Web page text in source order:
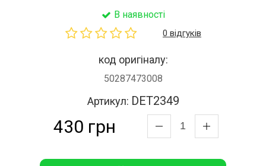
В наявності
0 відгуків
код оригіналу:
50287473008
Артикул: DET2349
430 грн